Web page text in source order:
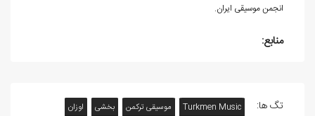
انجمن موسیقی ایران.
منابع:
تگ ها: Turkmen Music موسیقی ترکمن بخشی اوزان